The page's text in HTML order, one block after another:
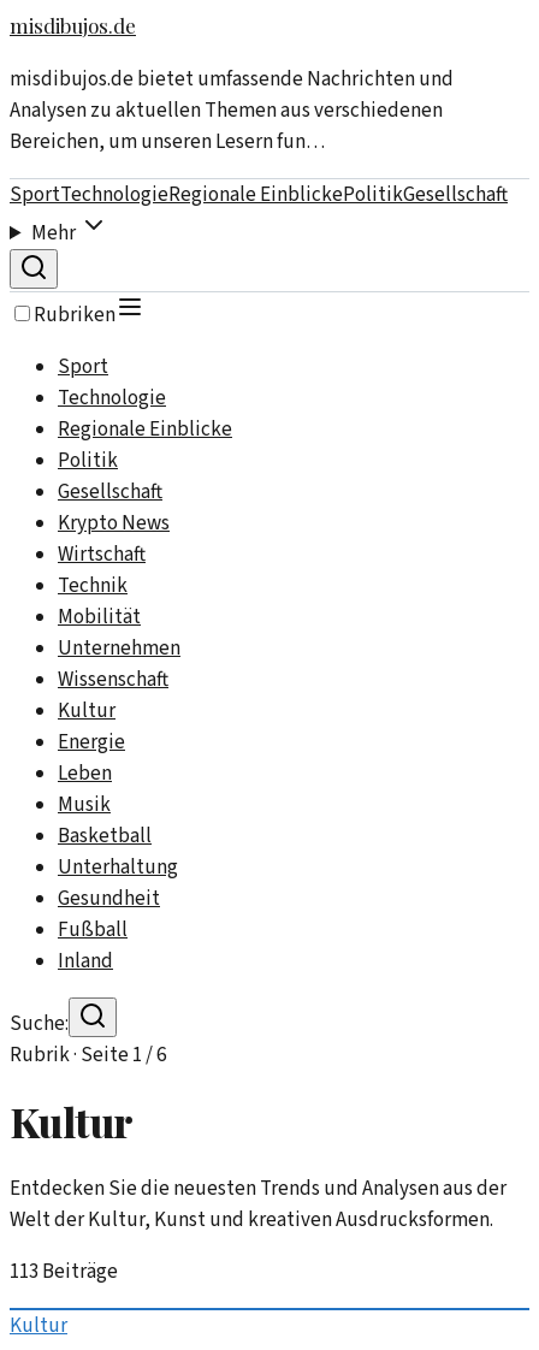
misdibujos.de
misdibujos.de bietet umfassende Nachrichten und
Analysen zu aktuellen Themen aus verschiedenen
Bereichen, um unseren Lesern fun…
SportTechnologieRegionale EinblickePolitikGesellschaft
Mehr
Rubriken
Sport
Technologie
Regionale Einblicke
Politik
Gesellschaft
Krypto News
Wirtschaft
Technik
Mobilität
Unternehmen
Wissenschaft
Kultur
Energie
Leben
Musik
Basketball
Unterhaltung
Gesundheit
Fußball
Inland
Suche:
Rubrik · Seite1/6
Kultur
Entdecken Sie die neuesten Trends und Analysen aus der
Welt der Kultur, Kunst und kreativen Ausdrucksformen.
113 Beiträge
Kultur